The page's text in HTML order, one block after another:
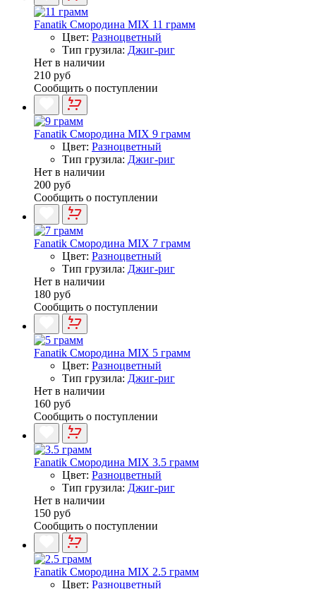
Fanatik Смородина MIX 11 грамм
Цвет: Разноцветный
Тип грузила: Джиг-риг
Нет в наличии
210 руб
Сообщить о поступлении
Fanatik Смородина MIX 9 грамм
Цвет: Разноцветный
Тип грузила: Джиг-риг
Нет в наличии
200 руб
Сообщить о поступлении
Fanatik Смородина MIX 7 грамм
Цвет: Разноцветный
Тип грузила: Джиг-риг
Нет в наличии
180 руб
Сообщить о поступлении
Fanatik Смородина MIX 5 грамм
Цвет: Разноцветный
Тип грузила: Джиг-риг
Нет в наличии
160 руб
Сообщить о поступлении
Fanatik Смородина MIX 3.5 грамм
Цвет: Разноцветный
Тип грузила: Джиг-риг
Нет в наличии
150 руб
Сообщить о поступлении
Fanatik Смородина MIX 2.5 грамм
Цвет: Разноцветный